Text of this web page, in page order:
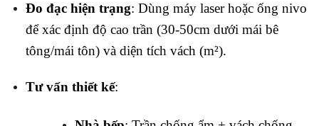
Đo đạc hiện trạng: Dùng máy laser hoặc ống nivo
để xác định độ cao trần (30-50cm dưới mái bê
tông/mái tôn) và diện tích vách (m²).
Tư vấn thiết kế: